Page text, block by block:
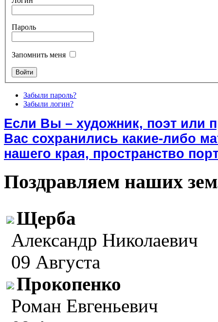
Пароль
Запомнить меня
Забыли пароль?
Забыли логин?
Если Вы – художник, поэт или
Вас сохранились какие-либо
нашего края, пространство
Поздравляем наших
Щерба
Александр Николаевич
09 Августа
Прокопенко
Роман Евгеньевич